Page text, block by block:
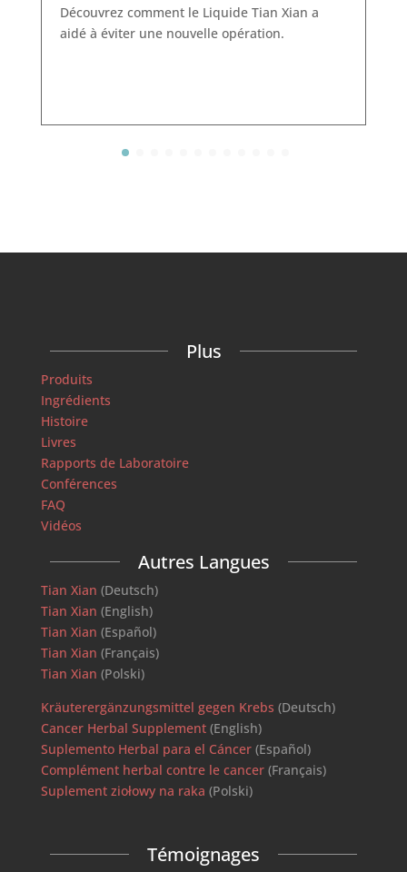
Découvrez comment le Liquide Tian Xian a
aidé à éviter une nouvelle opération.
Plus
Produits
Ingrédients
Histoire
Livres
Rapports de Laboratoire
Conférences
FAQ
Vidéos
Autres Langues
Tian Xian (Deutsch)
Tian Xian (English)
Tian Xian (Español)
Tian Xian (Français)
Tian Xian (Polski)
Kräuterergänzungsmittel gegen Krebs (Deutsch)
Cancer Herbal Supplement(English)
Suplemento Herbal para el Cáncer(Español)
Complément herbal contre le cancer(Français)
Suplement ziołowy na raka (Polski)
Témoignages